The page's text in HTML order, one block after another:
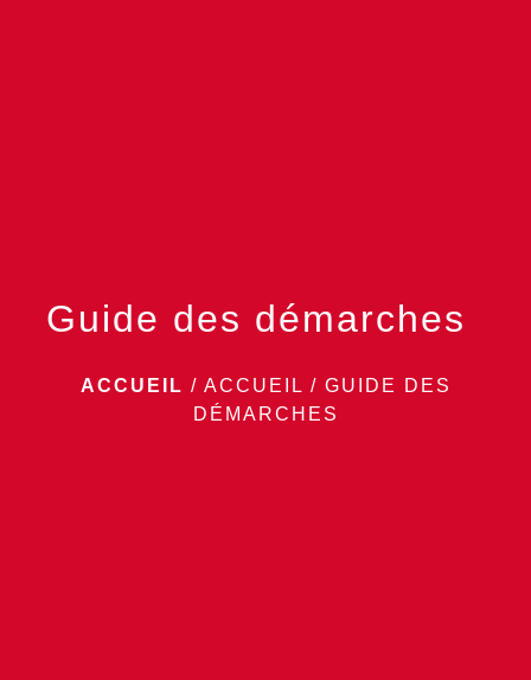
Guide des démarches
ACCUEIL / ACCUEIL / GUIDE DES
DÉMARCHES